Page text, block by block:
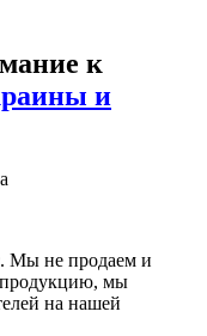
к
и
Мы не продаем и
мы
на нашей